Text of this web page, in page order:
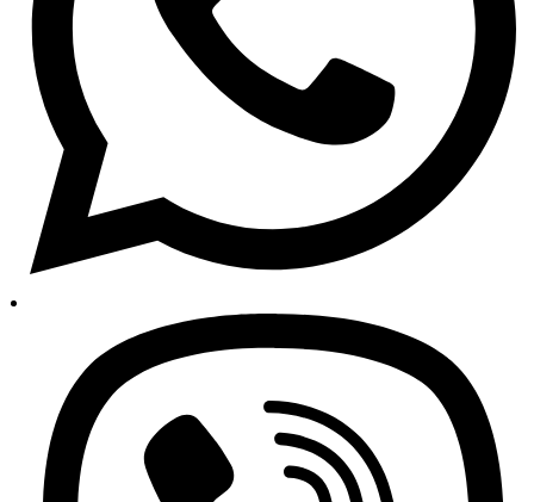
Služba za korisnike
Centar za pomoć
Centar znanja
Alati za vozače
Korisnički račun
Praćenje narudžbi
Moje narudžbe
Politika privatnosti
Informacije o trgovini
O nama – Auto24
Najprodavanije
Najnoviji proizvodi
Novi popusti
Svi autodijelovi i dodatna oprema
Sve za auto na jednom mjestu!
Besplatna dostava za sve narudžbe iznad 150 KM